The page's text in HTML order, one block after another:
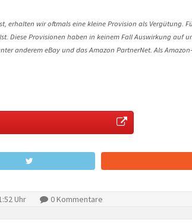
erhalten wir oftmals eine kleine Provision als Vergütung.
Diese Provisionen haben in keinem Fall Auswirkung auf
anderem eBay und das Amazon PartnerNet. Als
Uhr 0 Kommentare